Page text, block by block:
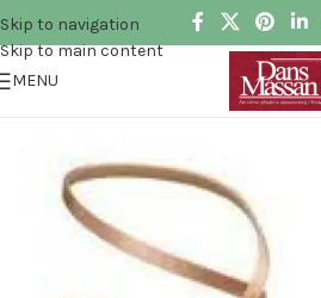
Skip to navigation
Skip to main content
MENU